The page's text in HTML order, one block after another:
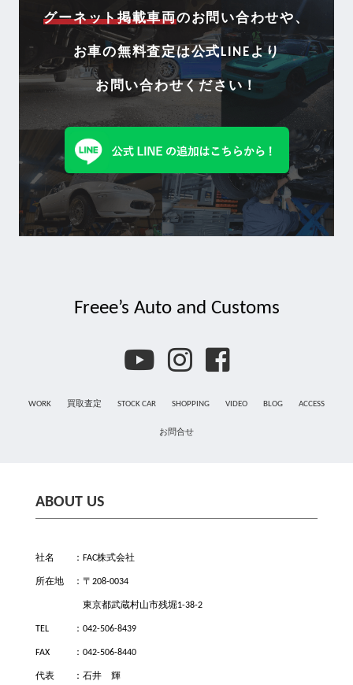
グーネット掲載車両のお問い合わせや、
お車の無料査定は公式LINEより
お問い合わせください！
Freee’s Auto and Customs
WORK 買取査定 STOCK CAR SHOPPING VIDEO BLOG ACCESS
お問合せ
ABOUT US
社名 FAC株式会社
所在地 〒208-0034
東京都武蔵村山市残堀1-38-2
TEL 042-506-8439
FAX 042-506-8440
代表 石井 輝